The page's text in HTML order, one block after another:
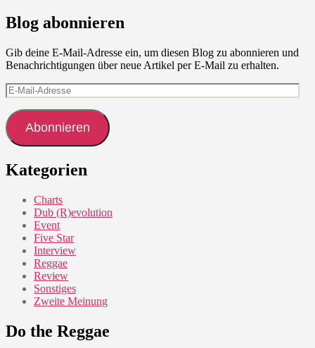
Blog abonnieren
Gib deine E-Mail-Adresse ein, um diesen Blog zu abonnieren und
Benachrichtigungen über neue Artikel per E-Mail zu erhalten.
E-
Mail-
Adresse
Abonnieren
Kategorien
Charts
Dub (R)evolution
Event
Five Star
Interview
Reggae
Review
Sonstiges
Zweite Meinung
Do the Reggae